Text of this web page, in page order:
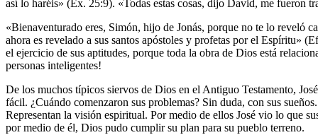
así lo haréis» (Ex. 25:9). «Todas estas cosas, dijo David, me fueron
«Bienaventurado eres, Simón, hijo de Jonás, porque no te lo
ahora es revelado a sus santos apóstoles y profetas por el
el ejercicio de sus aptitudes, porque toda la obra de Dios está
personas inteligentes!
De los muchos típicos siervos de Dios en el Antiguo Testamento,
fácil. ¿Cuándo comenzaron sus problemas? Sin duda, con sus
Representan la visión espiritual. Por medio de ellos José vio lo que
por medio de él, Dios pudo cumplir su plan para su pueblo terreno.